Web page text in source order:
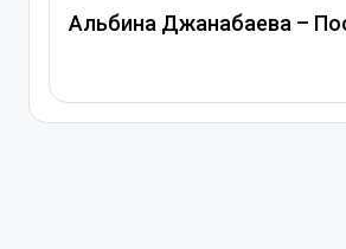
Митя Фомин и
Спасибо, сердце